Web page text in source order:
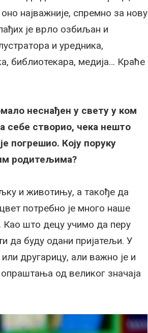
најважније, спремно за нову
је врло озбиљан и
и уредника,
библиотекара, медија… Краће
неснађен у свету у ком
себе створио, чека нешто
погрешио. Коју поруку
родитељима?
и животињу, а такође да
потребно је много наше
Као што децу учимо да перу
да буду одани пријатељи. У
другарицу, али важно је и
од великог значаја